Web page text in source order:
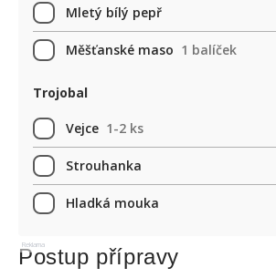
Mletý bílý pepř
Měšťanské maso 1 balíček
Trojobal
Vejce 1-2 ks
Strouhanka
Hladká mouka
Reklama
Postup přípravy